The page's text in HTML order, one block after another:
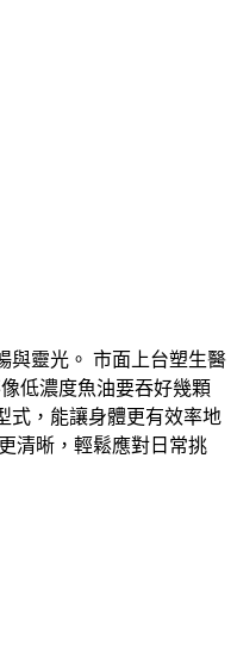
與靈光。 市面上台塑生醫
低濃度魚油要吞好幾顆
式，能讓身體更有效率地
清晰，輕鬆應對日常挑